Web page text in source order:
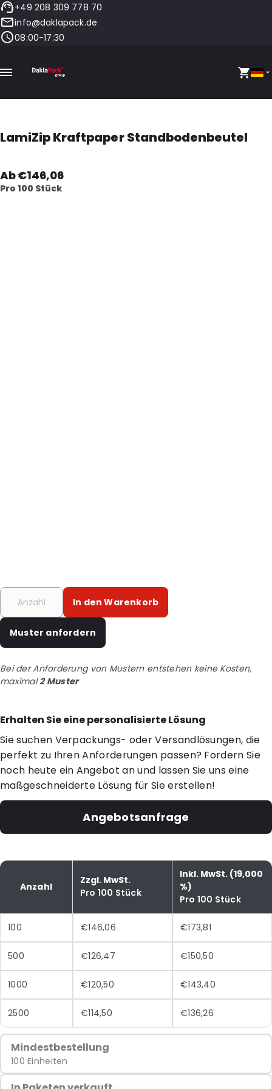
+49 208 309 778 70
info@daklapack.de
08:00-17:30
LamiZip Kraftpaper Standbodenbeutel
Ab €146,06
Pro 100 Stück
In den Warenkorb
Muster anfordern
Bei der Anforderung von Mustern entstehen keine Kosten,
maximal2 Muster
Erhalten Sie eine personalisierte Lösung
Sie suchen Verpackungs- oder Versandlösungen, die
perfekt zu Ihren Anforderungen passen? Fordern Sie
noch heute ein Angebot an und lassen Sie uns eine
maßgeschneiderte Lösung für Sie erstellen!
Angebotsanfrage
Anzahl
Zzgl. MwSt.
Pro 100 Stück
Inkl. MwSt. (19,000
%)
Pro 100 Stück
100 €146,06 €173,81
500 €126,47 €150,50
1000 €120,50 €143,40
2500 €114,50 €136,26
Mindestbestellung
100 Einheiten